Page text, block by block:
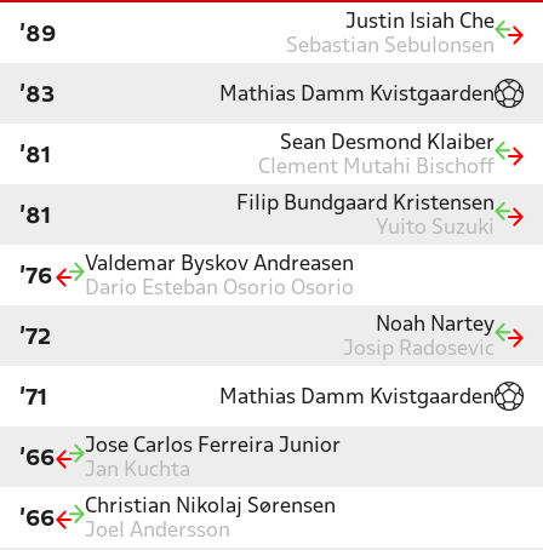
'89
Justin Isiah Che
Sebastian Sebulonsen
'83 Mathias Damm Kvistgaarden
'81
Sean Desmond Klaiber
Clement Mutahi Bischoff
'81
Filip Bundgaard Kristensen
Yuito Suzuki
'76
Valdemar Byskov Andreasen
Dario Esteban Osorio Osorio
'72
Noah Nartey
Josip Radosevic
'71 Mathias Damm Kvistgaarden
'66
Jose Carlos Ferreira Junior
Jan Kuchta
'66
Christian Nikolaj Sørensen
Joel Andersson